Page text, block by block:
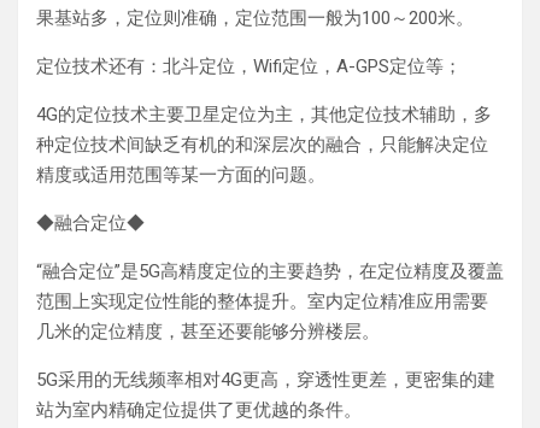
果基站多，定位则准确，定位范围一般为100～200米。
定位技术还有：北斗定位，Wifi定位，A-GPS定位等；
4G的定位技术主要卫星定位为主，其他定位技术辅助，多
种定位技术间缺乏有机的和深层次的融合，只能解决定位
精度或适用范围等某一方面的问题。
◆融合定位◆
“融合定位”是5G高精度定位的主要趋势，在定位精度及覆盖
范围上实现定位性能的整体提升。室内定位精准应用需要
几米的定位精度，甚至还要能够分辨楼层。
5G采用的无线频率相对4G更高，穿透性更差，更密集的建
站为室内精确定位提供了更优越的条件。